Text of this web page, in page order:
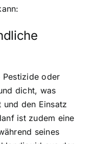
Pestizide oder
dicht, was
den Einsatz
ist zudem eine
seines